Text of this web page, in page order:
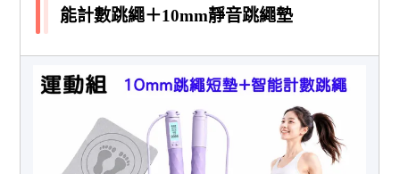
能計數跳繩＋10mm靜音跳繩墊